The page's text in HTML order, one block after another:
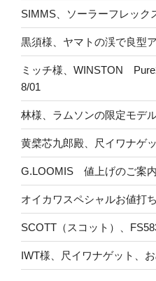
SIMMS、ソーラーフレック
黒須様、ヤマトの渓で良型
ミッチ様、WINSTON
8/01
林様、ラムソンの限定モデ
黄檗芯九郎殿、尺イワナゲ
G.LOOMIS 値上げのご案内
オイカワスペシャルお値打
SCOTT（スコット）、
IWT様、尺イワナゲット、